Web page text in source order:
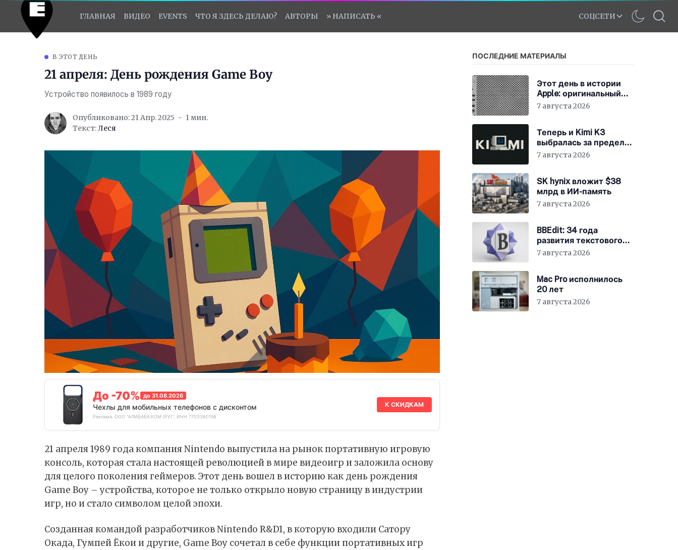
ГЛАВНАЯ ВИДЕО EVENTS ЧТО Я ЗДЕСЬ ДЕЛАЮ? АВТОРЫ » НАПИСАТЬ « СОЦСЕТИ
В ЭТОТ ДЕНЬ
21 апреля: День рождения Game Boy
Устройство появилось в 1989 году
Опубликовано: 21 Апр. 2025
1 мин.
Текст:Леся
До -70% до 31.08.2026
Чехлы для мобильных телефонов с дисконтом
Реклама. ООО "АЛИБАБА.КОМ (РУ)", ИНН 7703380158
К СКИДКАМ
21 апреля 1989 года компания Nintendo выпустила на рынок портативную игровую
консоль, которая стала настоящей революцией в мире видеоигр и заложила основу
для целого поколения геймеров. Этот день вошел в историю как день рождения
Game Boy – устройства, которое не только открыло новую страницу в индустрии
игр, но и стало символом целой эпохи.
Созданная командой разработчиков Nintendo R&D1, в которую входили Сатору
Окада, Гумпей Ёкои и другие, Game Boy сочетал в себе функции портативных игр
ПОСЛЕДНИЕ МАТЕРИАЛЫ
Этот день в истории
Apple: оригинальный
Mac Pro получает
7 августа 2026
Теперь и Kimi K3
выбралась за пределы
«песочницы»
7 августа 2026
SK hynix вложит $38
млрд в ИИ-память
7 августа 2026
BBEdit: 34 года
развития текстового
редактора для Mac
7 августа 2026
Mac Pro исполнилось
20 лет
7 августа 2026